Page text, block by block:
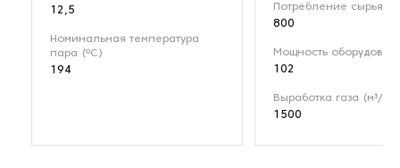
12,5
Номинальная температура
пара (ºС)
194
Потребление сырья
800
Мощность
102
Выработка газа (м³/ч)
1500